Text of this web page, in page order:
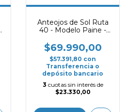
Anteojos de Sol Ruta
40 - Modelo Paine -
$69.990,00
$57.391,80 con
Transferencia o
depósito bancario
3 cuotas sin interés de
$23.330,00